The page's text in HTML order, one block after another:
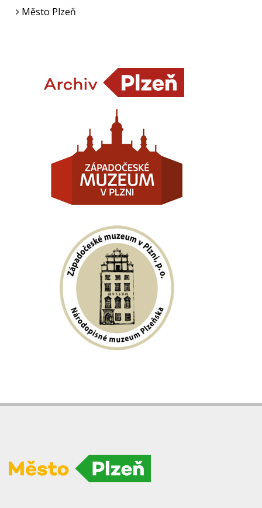
Město Plzeň